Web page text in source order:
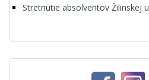
Stretnutie absolventov Žilinskej